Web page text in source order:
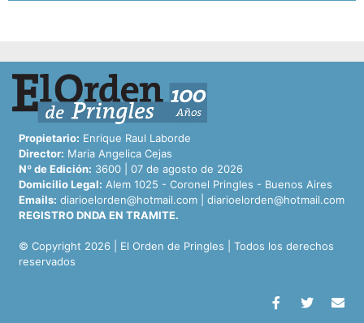
Propietario: Enrique Raul Laborde
Director: Maria Angelica Cejas
Nº de Edición: 3600 | 07 de agosto de 2026
Domicilio Legal: Alem 1025 - Coronel Pringles - Buenos Aires
Emails: diarioelorden@hotmail.com
diarioelorden@hotmail.com
REGISTRO DNDA EN TRAMITE.
© Copyright 2026 | El Orden de Pringles | Todos los derechos
reservados